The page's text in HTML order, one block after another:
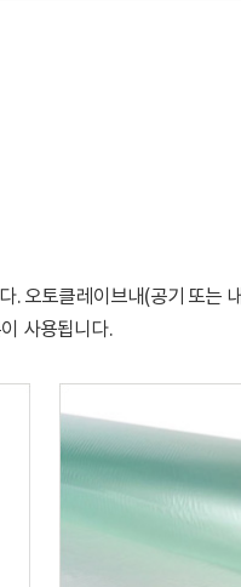
. 오토클레이브내(공기 또는
사용됩니다.